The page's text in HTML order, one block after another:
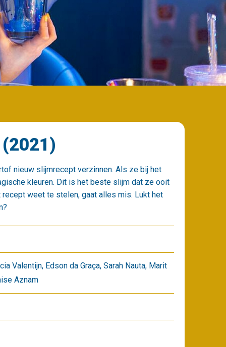
nieuw slijmrecept verzinnen. Als ze bij het
kleuren. Dit is het beste slijm dat ze ooit
weet te stelen, gaat alles mis. Lukt het
Valentijn, Edson da Graça, Sarah Nauta, Marit
Aznam